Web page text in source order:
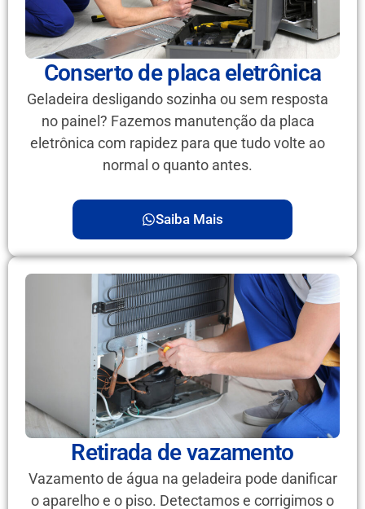
Conserto de placa eletrônica
Geladeira desligando sozinha ou sem resposta
no painel? Fazemos manutenção da placa
eletrônica com rapidez para que tudo volte ao
normal o quanto antes.
Saiba Mais
Retirada de vazamento
Vazamento de água na geladeira pode danificar
o aparelho e o piso. Detectamos e corrigimos o